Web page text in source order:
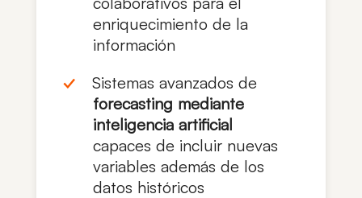
enriquecimiento de la
información
Sistemas avanzados de
forecasting mediante
inteligencia artificial
capaces de incluir nuevas
variables además de los
datos históricos